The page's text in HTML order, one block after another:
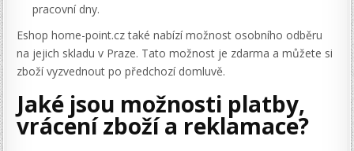
pracovní dny.
Eshop home-point.cz také nabízí možnost osobního odběru
na jejich skladu v Praze. Tato možnost je zdarma a můžete si
zboží vyzvednout po předchozí domluvě.
Jaké jsou možnosti platby,
vrácení zboží a reklamace?